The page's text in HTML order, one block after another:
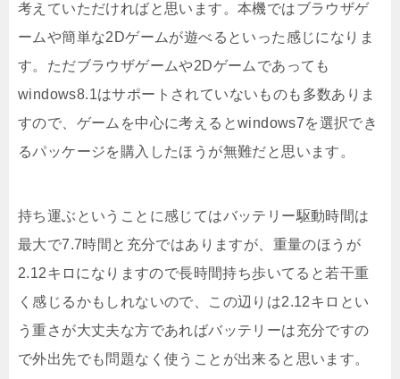
考えていただければと思います。本機ではブラウザゲ
ームや簡単な2Dゲームが遊べるといった感じになりま
す。ただブラウザゲームや2Dゲームであっても
windows8.1はサポートされていないものも多数ありま
すので、ゲームを中心に考えるとwindows7を選択でき
るパッケージを購入したほうが無難だと思います。
持ち運ぶということに感じてはバッテリー駆動時間は
最大で7.7時間と充分ではありますが、重量のほうが
2.12キロになりますので長時間持ち歩いてると若干重
く感じるかもしれないので、この辺りは2.12キロとい
う重さが大丈夫な方であればバッテリーは充分ですの
で外出先でも問題なく使うことが出来ると思います。